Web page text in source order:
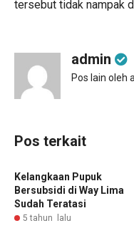
tersebut tidak nampak
admin
Pos lain oleh
Pos terkait
Kelangkaan Pupuk
Bersubsidi di Way Lima
Sudah Teratasi
5 tahun lalu